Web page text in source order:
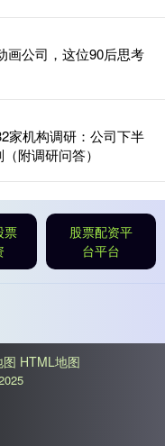
画公司，这位90后思考
家机构调研：公司下半
附调研问答）
票
股票配资平
台平台
图 HTML地图